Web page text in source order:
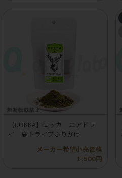
【ROKKA】ロッカ エアドラ
イ 鹿トライプふりかけ
メーカー希望小売価格
1,500円